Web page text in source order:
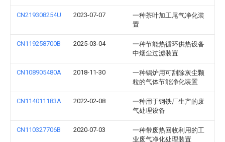
CN219308254U 2023-07-07
一种茶叶加工尾气净化装
置
CN119258700B 2025-03-04
一种节能热循环供热设备
中烟尘过滤装置
CN108905480A 2018-11-30
一种锅炉用可刮除灰尘颗
粒的气体节能净化装置
CN114011183A 2022-02-08
一种用于钢铁厂生产的废
气处理设备
CN110327706B 2020-07-03
一种带废热回收利用的工
业废气净化处理装置